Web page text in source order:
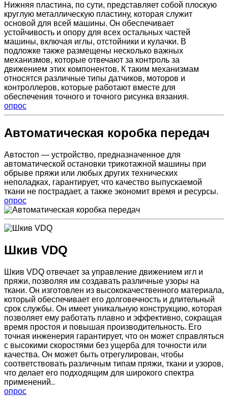
Нижняя пластина, по сути, представляет собой плоскую
круглую металлическую пластину, которая служит
основой для всей машины. Он обеспечивает
устойчивость и опору для всех остальных частей
машины, включая иглы, отстойники и кулачки. В
подложке также размещены несколько важных
механизмов, которые отвечают за контроль за
движением этих компонентов. К таким механизмам
относятся различные типы датчиков, моторов и
контроллеров, которые работают вместе для
обеспечения точного и точного рисунка вязания.
опрос
Автоматическая коробка передач
Автостоп — устройство, предназначенное для
автоматической остановки трикотажной машины при
обрыве пряжи или любых других технических
неполадках, гарантирует, что качество выпускаемой
ткани не пострадает, а также экономит время и ресурсы.
опрос
Шкив VDQ
Шкив VDQ отвечает за управление движением игл и
пряжи, позволяя им создавать различные узоры на
ткани. Он изготовлен из высококачественного материала,
который обеспечивает его долговечность и длительный
срок службы. Он имеет уникальную конструкцию, которая
позволяет ему работать плавно и эффективно, сокращая
время простоя и повышая производительность. Его
точная инженерия гарантирует, что он может справляться
с высокими скоростями без ущерба для точности или
качества. Он может быть отрегулирован, чтобы
соответствовать различным типам пряжи, ткани и узоров,
что делает его подходящим для широкого спектра
применений..
опрос